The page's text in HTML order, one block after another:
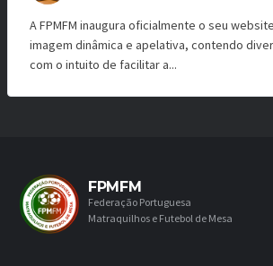
A FPMFM inaugura oficialmente o seu
imagem dinâmica e apelativa, contendo
com o intuito de facilitar a...
FPMFM
Federação Portuguesa
Matraquilhos e Futebol de Mesa